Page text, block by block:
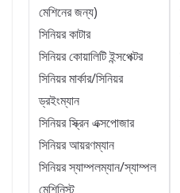
মেশিনের জন্য)
সিনিয়র কাটার
সিনিয়র কোয়ালিটি ইন্সপেক্টর
সিনিয়র মার্কার/সিনিয়র
ড্রইংম্যান
সিনিয়র স্ক্রিন এক্সপোজার
সিনিয়র আয়রণম্যান
সিনিয়র স্যাম্পলম্যান/স্যাম্পল
মেশিনিস্ট